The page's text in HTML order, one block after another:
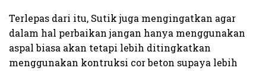
Terlepas dari itu, Sutik juga mengingatkan agar
dalam hal perbaikan jangan hanya menggunakan
aspal biasa akan tetapi lebih ditingkatkan
menggunakan kontruksi cor beton supaya lebih